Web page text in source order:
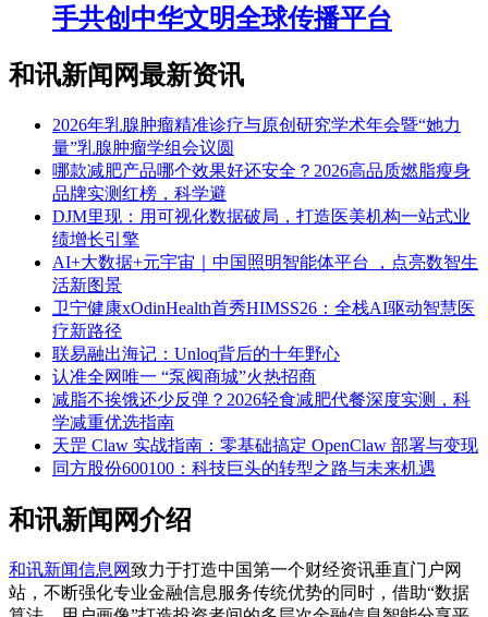
手共创中华文明全球传播平台
和讯新闻网最新资讯
2026年乳腺肿瘤精准诊疗与原创研究学术年会暨“她力
量”乳腺肿瘤学组会议圆
​哪款减肥产品哪个效果好还安全？2026高品质燃脂瘦身
品牌实测红榜，科学避
DJM里现：用可视化数据破局，打造医美机构一站式业
绩增长引擎
AI+大数据+元宇宙｜中国照明智能体平台 ，点亮数智生
活新图景
卫宁健康xOdinHealth首秀HIMSS26：全栈AI驱动智慧医
疗新路径
联易融出海记：Unloq背后的十年野心
认准全网唯一 “泵阀商城”火热招商
减脂不挨饿还少反弹？2026轻食减肥代餐深度实测，科
学减重优选指南
天罡 Claw 实战指南：零基础搞定 OpenClaw 部署与变现
同方股份600100：科技巨头的转型之路与未来机遇
和讯新闻网介绍
和讯新闻信息网致力于打造中国第一个财经资讯垂直门户网
站，不断强化专业金融信息服务传统优势的同时，借助“数据